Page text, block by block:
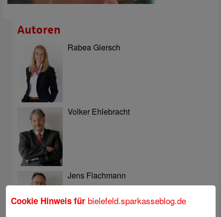
Autoren
Rabea Giersch
Volker Ehlebracht
Jens Flachmann
Cookie Hinweis für bielefeld.sparkasseblog.de